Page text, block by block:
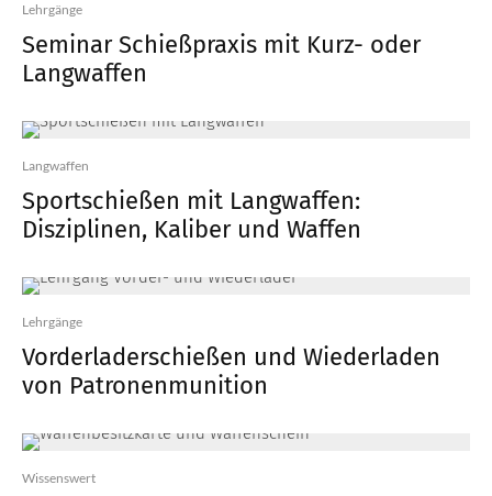
Lehrgänge
Seminar Schießpraxis mit Kurz- oder
Langwaffen
Langwaffen
Sportschießen mit Langwaffen:
Disziplinen, Kaliber und Waffen
Lehrgänge
Vorderladerschießen und Wiederladen
von Patronenmunition
Wissenswert